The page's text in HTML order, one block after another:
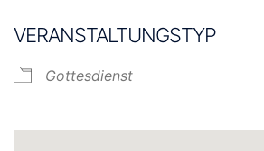
VERANSTALTUNGSTYP
Gottesdienst